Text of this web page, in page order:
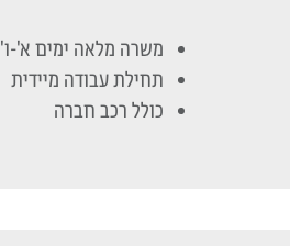
משרה מלאה ימים א'-ו'
תחילת עבודה מיידית
כולל רכב חברה